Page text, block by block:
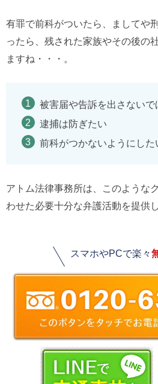
有罪で前科がついたら、ましてや
ったら、残された家族やその後の
ますね・・・。
被害届や告訴を出さないで
逮捕は防ぎたい
前科がつかないようにした
アトム法律事務所は、このような
わせた必要十分な弁護活動を提供し
スマホやPCで楽々